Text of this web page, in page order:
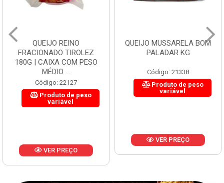
QUEIJO REINO
FRACIONADO TIROLEZ
180G | CAIXA COM PESO
MÉDIO ...
Código: 22127
Produto de peso
variável
VER PREÇO
QUEIJO MUSSARELA BOM
PALADAR KG
Código: 21338
Produto de peso
variável
VER PREÇO